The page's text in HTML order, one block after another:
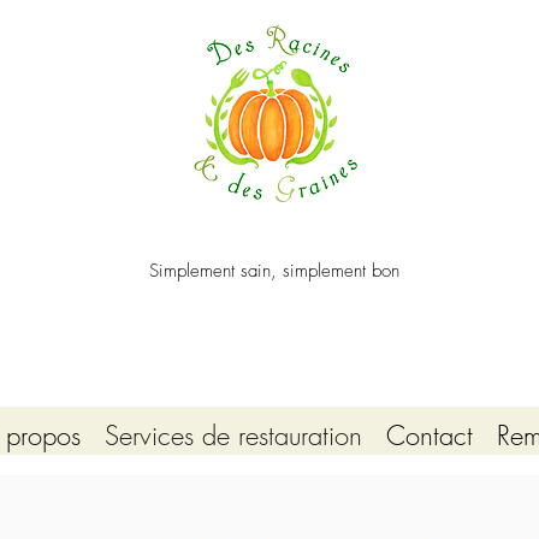
Simplement sain, simplement bon
Services de restauration Contact